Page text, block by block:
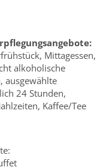
Mittagessen,
alkoholische
ausgewählte
24 Stunden,
Kaffee/Tee